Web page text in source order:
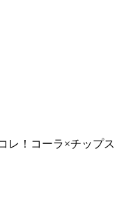
レ！コーラ×チップス